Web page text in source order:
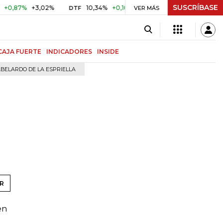
+3,02% DTF 10,34% +0,10% +0,98% UVR $ 416,96 +$
VER MÁS SUSCRÍBASE
FUERTE INDICADORES INSIDE
DE LA ESPRIELLA